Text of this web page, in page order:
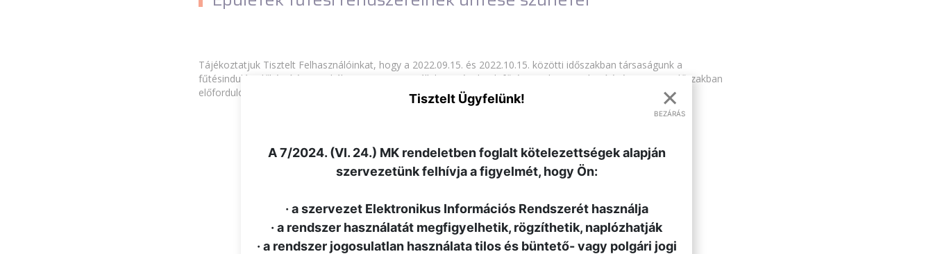
Tájékoztatjuk Tisztelt Felhasználóinkat, hogy a 2022.09.15. és 2022.10.15. közötti időszakban társaságunk a
fűtésindulás előkészítési munkálatai miatt, nem vállalja az épületek fűtési rendszereinek ürítését. Az ezen időszakban
előforduló jogosulatlan ürítéseket kivizsgáljuk.
VISSZA AZ ÖSSZES HÍRHEZ
×
BEZÁRÁS
Tisztelt Ügyfelünk!
A 7/2024. (VI. 24.) MK rendeletben foglalt kötelezettségek alapján
szervezetünk felhívja a figyelmét, hogy Ön:
· a szervezet Elektronikus Információs Rendszerét használja
· a rendszer használatát megfigyelhetik, rögzíthetik, naplózhatják
· a rendszer jogosulatlan használata tilos és büntető- vagy polgári jogi